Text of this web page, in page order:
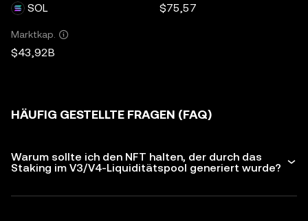
SOL $75,57
Marktkap.
$43,92B
HÄUFIG GESTELLTE FRAGEN (FAQ)
Warum sollte ich den NFT halten, der durch das
Staking im V3/V4-Liquiditätspool generiert wurde?